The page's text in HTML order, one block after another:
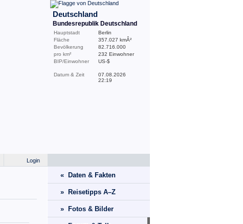
Deutschland
Bundesrepublik Deutschland
Hauptstadt
Berlin
Fläche
357.027 kmÂ²
Bevölkerung
82.716.000
pro km²
232 Einwohner
BIP/Einwohner
US-$
Datum & Zeit
07.08.2026
22:19
Login
« Daten & Fakten
» Reisetipps A–Z
» Fotos & Bilder